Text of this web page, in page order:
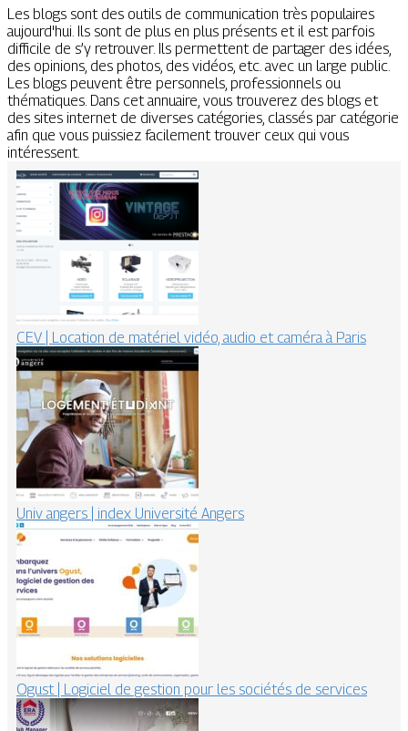
Les blogs sont des outils de communication très populaires
aujourd'hui. Ils sont de plus en plus présents et il est parfois
difficile de s’y retrouver. Ils permettent de partager des idées,
des opinions, des photos, des vidéos, etc. avec un large public.
Les blogs peuvent être personnels, professionnels ou
thématiques. Dans cet annuaire, vous trouverez des blogs et
des sites internet de diverses catégories, classés par catégorie
afin que vous puissiez facilement trouver ceux qui vous
intéressent.
CEV | Location de matériel vidéo, audio et caméra à Paris
Univ angers | index Université Angers
Ogust | Logiciel de gestion pour les sociétés de services